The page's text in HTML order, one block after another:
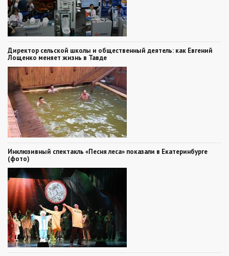
Директор сельской школы и общественный деятель: как Евгений
Лощенко меняет жизнь в Тавде
Инклюзивный спектакль «Песня леса» показали в Екатеринбурге
(фото)